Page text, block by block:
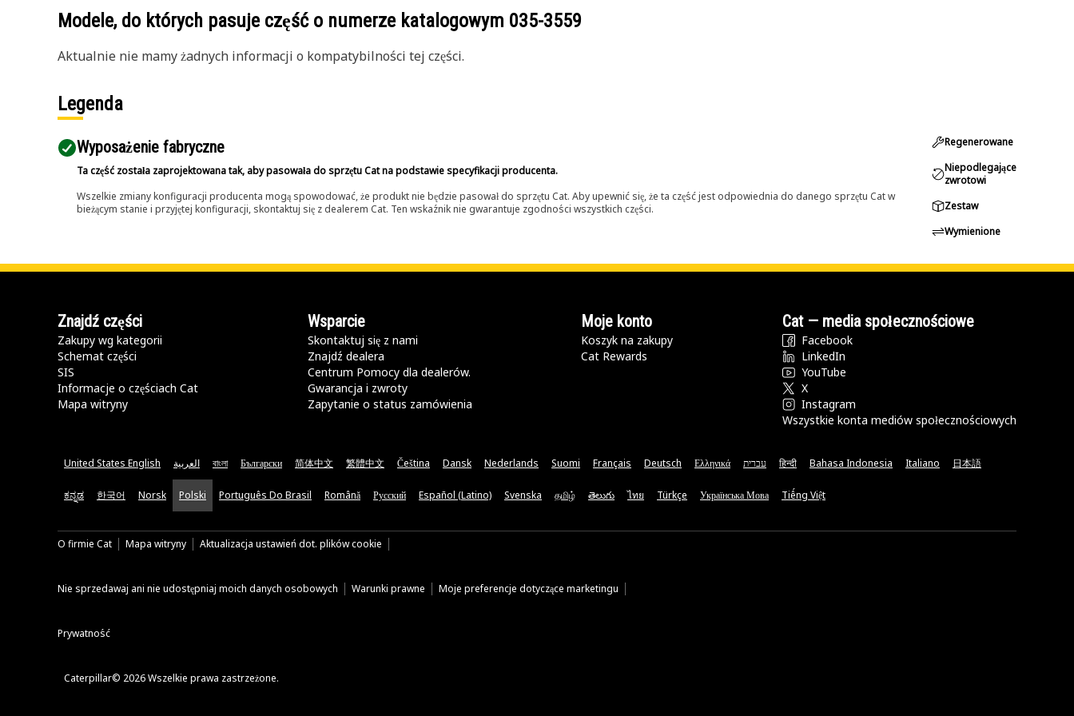
Modele, do których pasuje część o numerze katalogowym 035-3559
Aktualnie nie mamy żadnych informacji o kompatybilności tej części.
Legenda
Wyposażenie fabryczne
Ta część została zaprojektowana tak, aby pasowała do sprzętu Cat na podstawie specyfikacji producenta.
Wszelkie zmiany konfiguracji producenta mogą spowodować, że produkt nie będzie pasował do sprzętu Cat. Aby upewnić się, że ta część jest odpowiednia do danego sprzętu Cat w
bieżącym stanie i przyjętej konfiguracji, skontaktuj się z dealerem Cat. Ten wskaźnik nie gwarantuje zgodności wszystkich części.
Regenerowane
Niepodlegające
zwrotowi
Zestaw
Wymienione
Znajdź części
Zakupy wg kategorii
Schemat części
SIS
Informacje o częściach Cat
Mapa witryny
Wsparcie
Skontaktuj się z nami
Znajdź dealera
Centrum Pomocy dla dealerów.
Gwarancja i zwroty
Zapytanie o status zamówienia
Moje konto
Koszyk na zakupy
Cat Rewards
Cat — media społecznościowe
Facebook
LinkedIn
YouTube
X
Instagram
Wszystkie konta mediów społecznościowych
United States English العربية বাংলা Български 简体中文 繁體中文 Čeština Dansk Nederlands Suomi Français Deutsch Ελληνικά עברית हिन्दी Bahasa Indonesia Italiano 日本語
ಕನ್ನಡ 한국어 Norsk Polski Português Do Brasil Română Русский Español (Latino) Svenska தமிழ் తెలుగు ไทย Türkçe Українська Мова Tiếng Việt
O firmie Cat Mapa witryny Aktualizacja ustawień dot. plików cookie
Nie sprzedawaj ani nie udostępniaj moich danych osobowych Warunki prawne Moje preferencje dotyczące marketingu
Prywatność
Caterpillar© 2026 Wszelkie prawa zastrzeżone.